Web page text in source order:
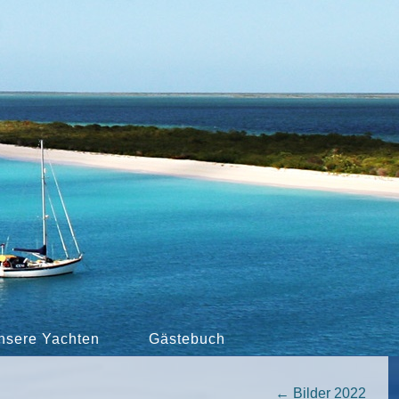
Yachten Gästebuch
← Bilder 2022